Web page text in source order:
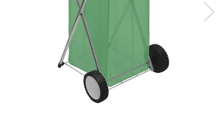
Suruburi, dibluri si accesorii
Mufe si conectori irigare
Panouri si elemente gard
Programatoare stropire
Umbrele si pavilioane gradina
Pentru toate suprafetele
Solutii pentru suprafetele din lemn
Solutii specializate
Solutii profesionale pentru
Solutii professionale pentru